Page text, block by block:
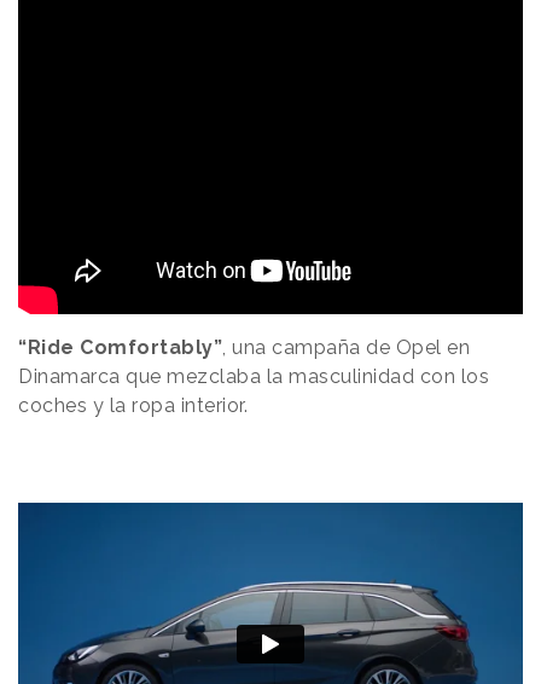
“Ride Comfortably”, una campaña de Opel en
Dinamarca que mezclaba la masculinidad con los
coches y la ropa interior.